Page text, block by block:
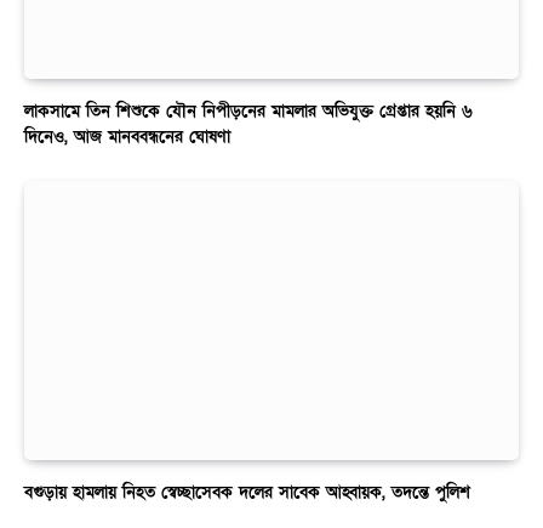
লাকসামে তিন শিশুকে যৌন নিপীড়নের মামলার অভিযুক্ত গ্রেপ্তার হয়নি ৬
দিনেও, আজ মানববন্ধনের ঘোষণা
বগুড়ায় হামলায় নিহত স্বেচ্ছাসেবক দলের সাবেক আহ্বায়ক, তদন্তে পুলিশ